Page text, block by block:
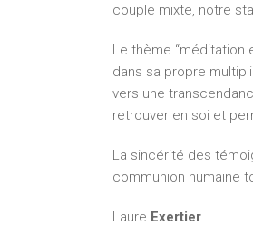
couple mixte, notre
Le thème “méditation
dans sa propre
vers une
retrouver en soi et
La sincérité des
communion humaine
Laure Exertier